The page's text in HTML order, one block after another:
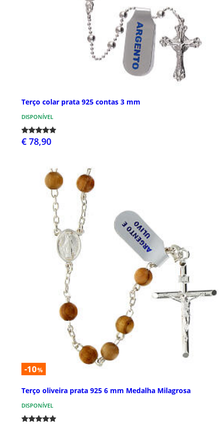
Terço colar prata 925 contas 3 mm
DISPONÍVEL
€ 78,90
-10%
Terço oliveira prata 925 6 mm Medalha Milagrosa
DISPONÍVEL